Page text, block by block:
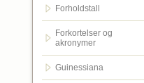
Forholdstall
Forkortelser og
akronymer
Guinessiana